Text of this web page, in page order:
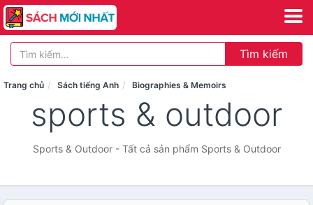
Tìm kiếm
Trang chủ Sách tiếng Anh Biographies & Memoirs
sports & outdoor
Sports & Outdoor - Tất cả sản phẩm Sports & Outdoor